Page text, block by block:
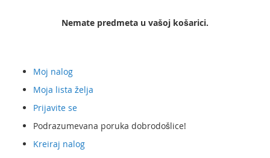
Nemate predmeta u vašoj košarici.
Moj nalog
Moja lista želja
Prijavite se
Podrazumevana poruka dobrodošlice!
Kreiraj nalog